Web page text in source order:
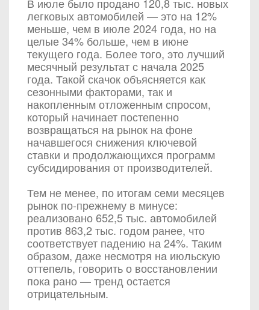
легковых автомобилей — это на 12%
меньше, чем в июле 2024 года, но на
целые 34% больше, чем в июне
текущего года. Более того, это лучший
месячный результат с начала 2025
года. Такой скачок объясняется как
сезонными факторами, так и
накопленным отложенным спросом,
который начинает постепенно
возвращаться на рынок на фоне
начавшегося снижения ключевой
ставки и продолжающихся программ
субсидирования от производителей.
Тем не менее, по итогам семи месяцев
рынок по-прежнему в минусе:
реализовано 652,5 тыс. автомобилей
против 863,2 тыс. годом ранее, что
соответствует падению на 24%. Таким
образом, даже несмотря на июльскую
оттепель, говорить о восстановлении
пока рано — тренд остается
отрицательным.